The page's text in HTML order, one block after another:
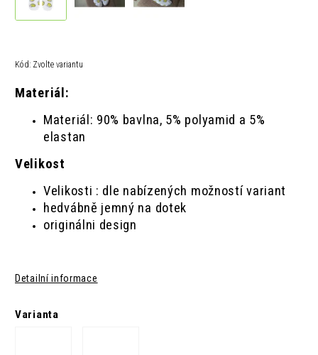
Kód: Zvolte variantu
Materiál:
Materiál: 90% bavlna, 5% polyamid a 5%
elastan
Velikost
Velikosti : dle nabízených možností variant
hedvábně jemný na dotek
originálni design
Detailní informace
Varianta